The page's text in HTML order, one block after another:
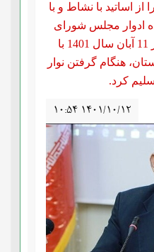
اساتید با نشاط و با
ادوار مجلس شورای
اسلامی بود که نا بهنگام در 11 آبان سال 1401 با
هنگام گرفتن نوار
کرد.
۱۰:۵۴ ۱۴۰۱/۱۰/۱۲